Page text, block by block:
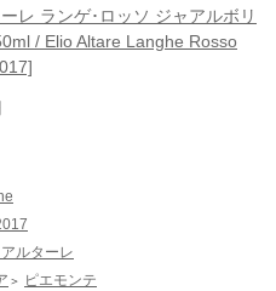
いを持ち、赤果実のアロマが豊かに香
斜：南・南西向き、面積：2.28ha、標
壌：石灰・石灰岩・粘土・砂質、生産
年の
、雨や雪が多く、十分な水分量が確保
涼しかったものの、開花や結実は順調
乾燥した気候が続き、極端な高温に
、一部の地域では雹の被害も見られま
定的でした。その後は気温が上昇した
なると夜間は涼しく、ネッビオーロの
件が整いました。収穫は10月6日～18
収量は2020年比で約10％減少しました
果実味とエネルギーを湛えながらも、
じられる。後味にセージやダークチョ
がり、長い余韻がどこまでも続く。
■ 2013年は、収穫作業が10月末まで及
ヴィンテージとして記憶されていま
湿潤で、生育期の開始を大幅に遅ら
そ2週間遅い発芽となりました。4月か
く湿気の高い日が続き、3週間で降水
すい条件が揃ったため、作り手の手
りました。6月には天候が回復し、開
な設備や技術を導入します。その徹底
り、ガンベロ・ロッソにて最も多くの
ッキエリ）を獲得。世界中から認め
います。 現在は、後継者である3人
ン造りに参画。新たな世代の参入につ
変化しています。 ワイン・アドヴォケ
られたような派手さは、今日では繊
年6月）と紹介。 そのエレガントな
、世界で最も称賛されるワインブラン
ばれるなど、「妥協のない品質を追
を継承しつつ、渾身のワインをリリ
存在です。 また、本拠地のピエモンテ
レ ランゲ･ロッソ ジャアルボリ
/ Elio Altare Langhe Rosso
ルターレ
ピエモンテ